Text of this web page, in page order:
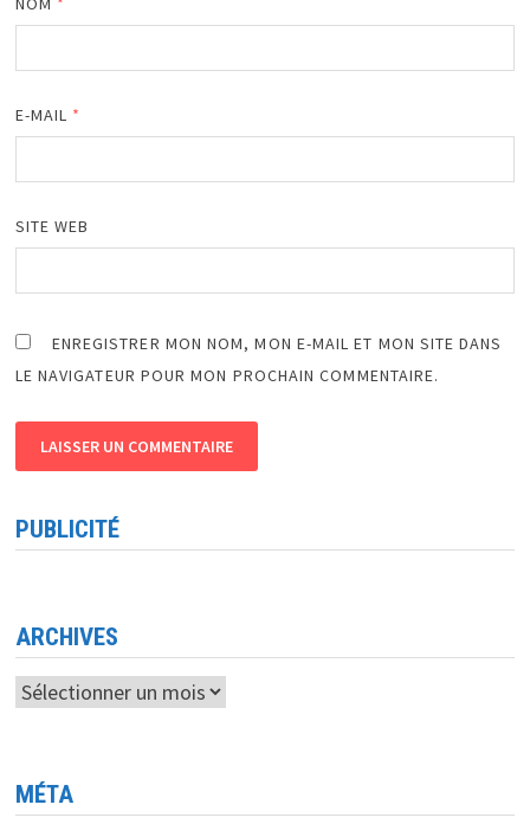
E-MAIL *
SITE WEB
ENREGISTRER MON NOM, MON E-MAIL ET MON SITE DANS
LE NAVIGATEUR POUR MON PROCHAIN COMMENTAIRE.
PUBLICITÉ
ARCHIVES
Archives
MÉTA